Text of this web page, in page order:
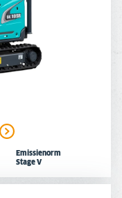
Emissienorm
Stage V